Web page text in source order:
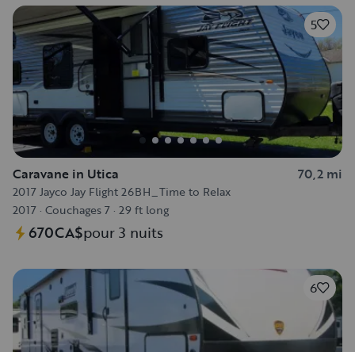
5
Caravane in Utica 70,2 mi
2017 Jayco Jay Flight 26BH_Time to Relax
2017 · Couchages 7 · 29 ft long
670CA$pour 3 nuits
6